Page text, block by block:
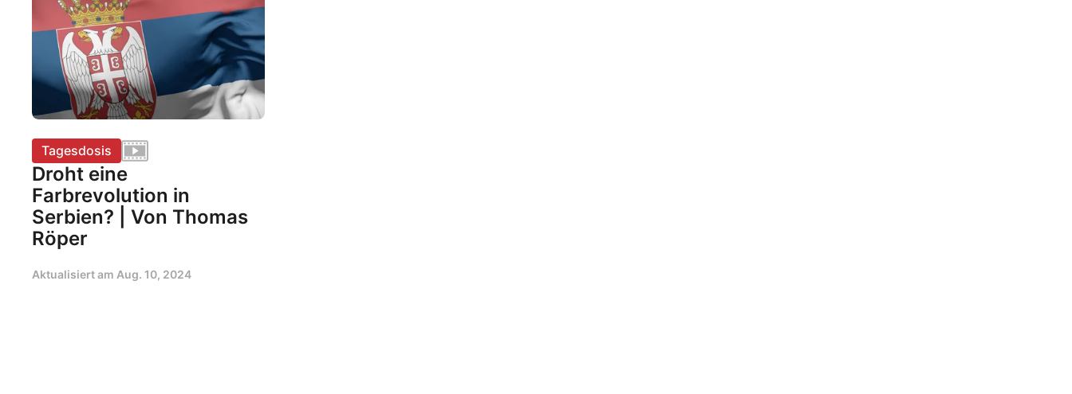
Tagesdosis
Droht eine
Farbrevolution in
Serbien? | Von Thomas
Röper
Aktualisiert am Aug. 10, 2024